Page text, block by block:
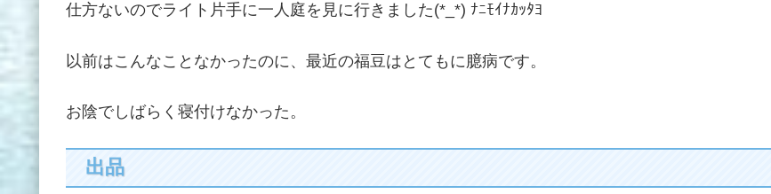
仕方ないのでライト片手に一人庭を見に行きました(*_*) ﾅﾆﾓｲﾅｶｯﾀﾖ
以前はこんなことなかったのに、最近の福豆はとてもに臆病です。
お陰でしばらく寝付けなかった。
出品